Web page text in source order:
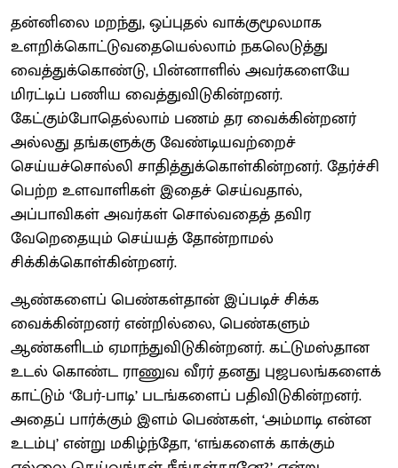
தன்னிலை மறந்து, ஒப்புதல் வாக்குமூலமாக
உளறிக்கொட்டுவதையெல்லாம் நகலெடுத்து
வைத்துக்கொண்டு, பின்னாளில் அவர்களையே
மிரட்டிப் பணிய வைத்துவிடுகின்றனர்.
கேட்கும்போதெல்லாம் பணம் தர வைக்கின்றனர்
அல்லது தங்களுக்கு வேண்டியவற்றைச்
செய்யச்சொல்லி சாதித்துக்கொள்கின்றனர். தேர்ச்சி
பெற்ற உளவாளிகள் இதைச் செய்வதால்,
அப்பாவிகள் அவர்கள் சொல்வதைத் தவிர
வேறெதையும் செய்யத் தோன்றாமல்
சிக்கிக்கொள்கின்றனர்.
ஆண்களைப் பெண்கள்தான் இப்படிச் சிக்க
வைக்கின்றனர் என்றில்லை, பெண்களும்
ஆண்களிடம் ஏமாந்துவிடுகின்றனர். கட்டுமஸ்தான
உடல் கொண்ட ராணுவ வீரர் தனது புஜபலங்களைக்
காட்டும் ‘பேர்-பாடி’ படங்களைப் பதிவிடுகின்றனர்.
அதைப் பார்க்கும் இளம் பெண்கள், ‘அம்மாடி என்ன
உடம்பு’ என்று மகிழ்ந்தோ, ‘எங்களைக் காக்கும்